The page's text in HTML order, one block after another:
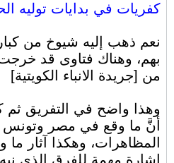
كفريات في بدايات توليه
نعم ذهب إليه شيوخ من
بهم، وهناك فتاوى قد خرجت
من [جريدة الانباء الكويتية]
وهذا واضح في التفريق
أنَّ ما وقع في مصر وتونس
المظاهرات، وهكذا آثار ما
إشارة مهمة للفرق الذي